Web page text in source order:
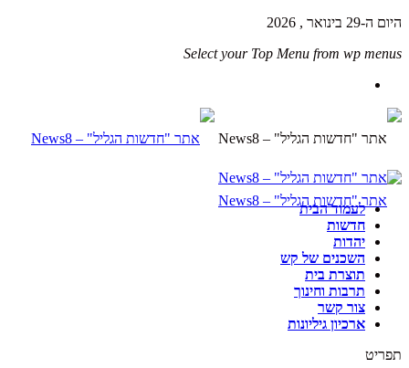
היום ה-29 בינואר , 2026
Select your Top Menu from wp menus
לעמוד הבית
חדשות
יהדות
השכנים של קש
תוצרת בית
תרבות וחינוך
צור קשר
ארכיון גיליונות
תפריט